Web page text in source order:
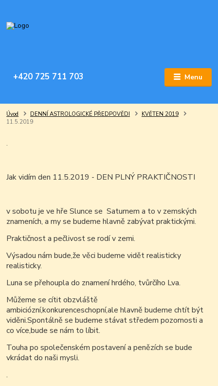
Menu
+420 725 711 703
Úvod DENNÍ ASTROLOGICKÉ PŘEDPOVĚDI
KVĚTEN 2019
11.5.2019
.
Jak vidím den 11.5.2019 - DEN PLNÝ PRAKTIČNOSTI
v sobotu je ve hře Slunce se Saturnem a to v zemských
znameních, a my se budeme hlavně zabývat praktickými.
Praktičnost a pečlivost se rodí v zemi.
Výsadou nám bude,že věci budeme vidět realisticky
realisticky.
Luna se přehoupla do znamení hrdého, tvůrčího Lva.
Můžeme se cítit obzvláště
ambiciózní,konkurenceschopní,ale hlavně budeme chtít být
viděni.Spontálně se budeme stávat středem pozornosti a
co více,bude se nám to líbit.
Touha po společenském postavení a penězích se bude
vkrádat do naši mysli.
.